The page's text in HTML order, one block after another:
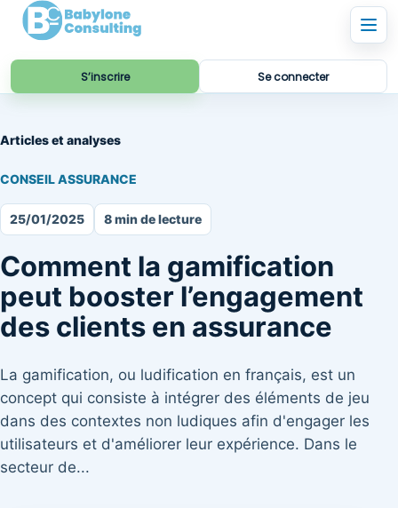
S’inscrire Se connecter
Articles et analyses
CONSEIL ASSURANCE
25/01/2025 8 min de lecture
Comment la gamification
peut booster l’engagement
des clients en assurance
La gamification, ou ludification en français, est un
concept qui consiste à intégrer des éléments de jeu
dans des contextes non ludiques afin d'engager les
utilisateurs et d'améliorer leur expérience. Dans le
secteur de...